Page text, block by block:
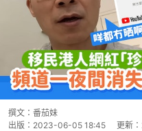
撰文： 番茄妹
出版： 2023-06-05 18:45 更新：